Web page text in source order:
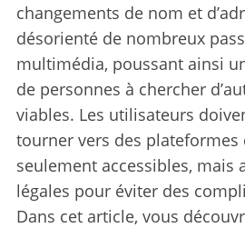
changements de nom et
désorienté de nombreux
multimédia, poussant ainsi
de personnes à chercher
viables. Les utilisateurs
tourner vers des plateformes
seulement accessibles, mais
légales pour éviter des
Dans cet article, vous